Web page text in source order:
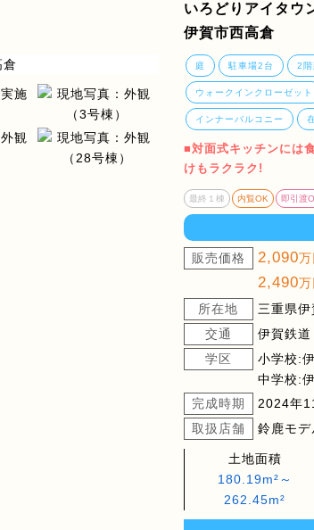
いろどりアイタウ
伊賀市西高倉
庭 駐車場2台 2階
ウォークインクローゼット
インナーバルコニー
■対面式キッチンには
けもラクラク!
最終１棟 内覧OK 即引渡
販売価格 2,090
2,490万
所在地
三重県
交通
伊賀鉄
学区
小学校:
中学校:
完成時期
2024年
取扱店舗
鈴鹿モ
土地面積
180.19m²～
262.45m²